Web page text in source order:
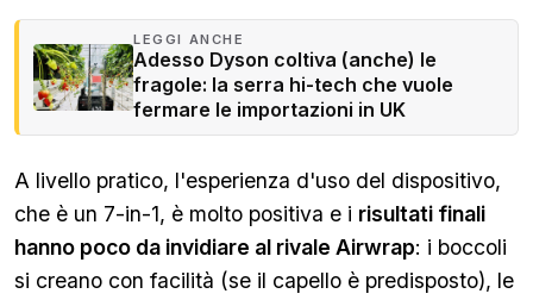
LEGGI ANCHE
Adesso Dyson coltiva (anche) le
fragole: la serra hi-tech che vuole
fermare le importazioni in UK
A livello pratico, l'esperienza d'uso del dispositivo,
che è un 7-in-1, è molto positiva e i risultati finali
hanno poco da invidiare al rivale Airwrap: i boccoli
si creano con facilità (se il capello è predisposto), le